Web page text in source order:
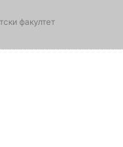
факултет